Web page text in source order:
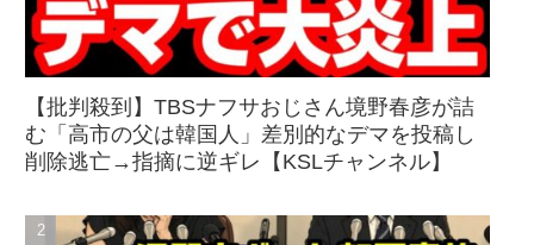
【批判殺到】TBSナフサおじさん境野春彦が詰
む「高市の父は韓国人」差別的なデマを投稿し
削除逃亡→指摘に逆ギレ【KSLチャンネル】